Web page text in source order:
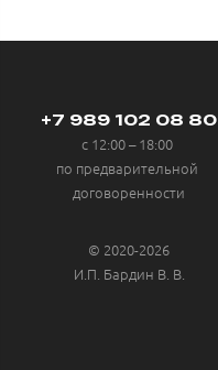
+7 989 102 08 80
с 12:00 – 18:00
по предварительной
договоренности
© 2020-2026
И.П. Бардин В. В.